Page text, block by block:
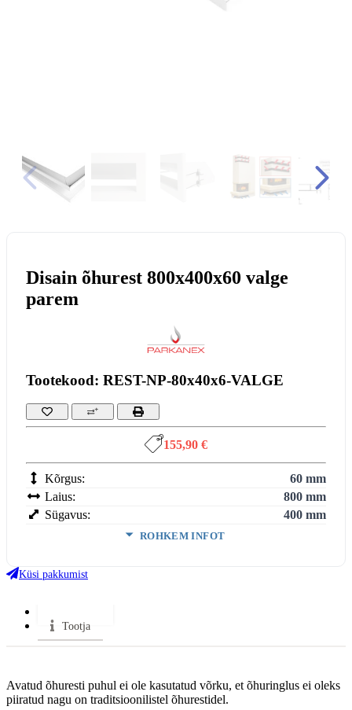
Disain õhurest 800x400x60 valge
parem
Tootekood: REST-NP-80x40x6-VALGE
155,90 €
Kõrgus:
60 mm
Laius:
800 mm
Sügavus:
400 mm
ROHKEM INFOT
Küsi pakkumist
Tootja
Avatud õhuresti puhul ei ole kasutatud võrku, et õhuringlus ei oleks
piiratud nagu on traditsioonilistel õhurestidel.